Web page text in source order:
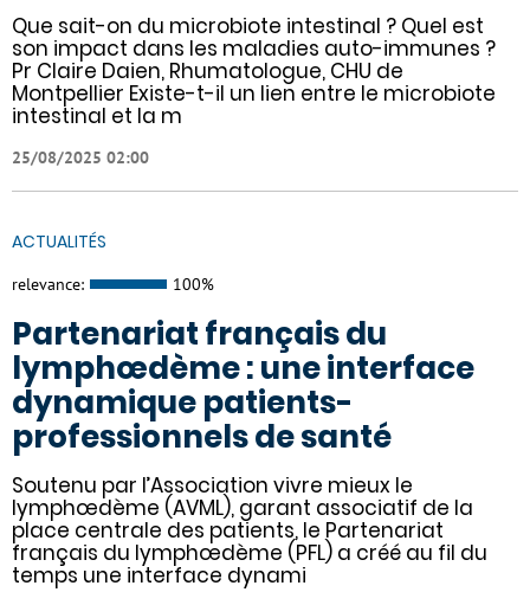
Que sait-on du microbiote intestinal ? Quel est
son impact dans les maladies auto-immunes ?
Pr Claire Daien, Rhumatologue, CHU de
Montpellier Existe-t-il un lien entre le microbiote
intestinal et la m
25/08/2025 02:00
ACTUALITÉS
relevance: 100%
Partenariat français du
lymphœdème : une interface
dynamique patients-
professionnels de santé
Soutenu par l’Association vivre mieux le
lymphœdème (AVML), garant associatif de la
place centrale des patients, le Partenariat
français du lymphœdème (PFL) a créé au fil du
temps une interface dynami